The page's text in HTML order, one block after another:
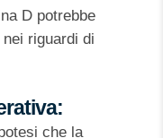
D potrebbe
riguardi di
che la